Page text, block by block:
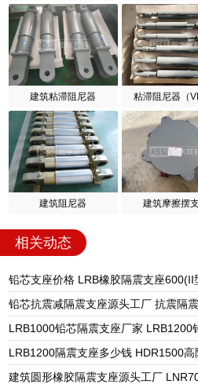
建筑粘滞阻尼器 粘滞阻尼器（
建筑阻尼器 建筑摩擦摆
相关动态